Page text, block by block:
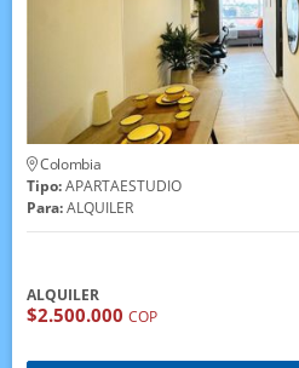
Colombia
Tipo:APARTAESTUDIO
Para:ALQUILER
ALQUILER
$2.500.000 COP